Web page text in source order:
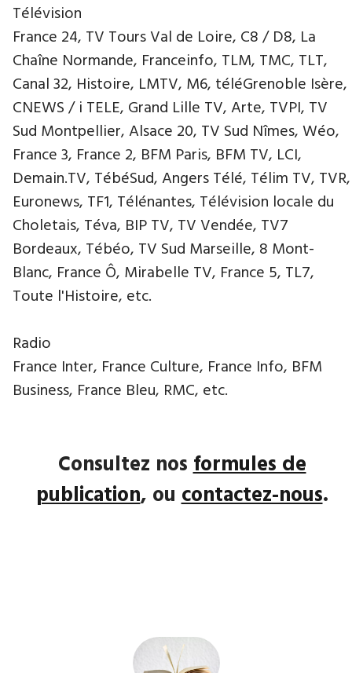
Télévision
France 24, TV Tours Val de Loire, C8 / D8, La
Chaîne Normande, Franceinfo, TLM, TMC, TLT,
Canal 32, Histoire, LMTV, M6, téléGrenoble Isère,
CNEWS / i TELE, Grand Lille TV, Arte, TVPI, TV
Sud Montpellier, Alsace 20, TV Sud Nîmes, Wéo,
France 3, France 2, BFM Paris, BFM TV, LCI,
Demain.TV, TébéSud, Angers Télé, Télim TV, TVR,
Euronews, TF1, Télénantes, Télévision locale du
Choletais, Téva, BIP TV, TV Vendée, TV7
Bordeaux, Tébéo, TV Sud Marseille, 8 Mont-
Blanc, France Ô, Mirabelle TV, France 5, TL7,
Toute l'Histoire, etc.
Radio
France Inter, France Culture, France Info, BFM
Business, France Bleu, RMC, etc.
Consultez nosformules de
publication, oucontactez-nous.